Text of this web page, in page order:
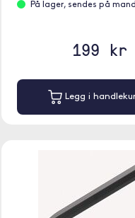
På lager, sendes på
199 kr
Legg i